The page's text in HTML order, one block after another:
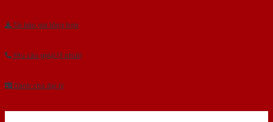
Tải báo giá tổng hợp
Yêu cầu gọi lại (3 phút)
Dành cho đại lý